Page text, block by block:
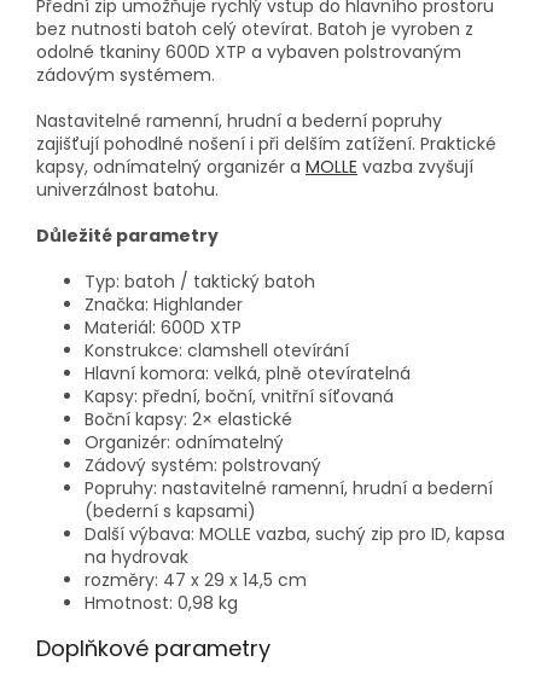
Přední zip umožňuje rychlý vstup do hlavního prostoru
bez nutnosti batoh celý otevírat. Batoh je vyroben z
odolné tkaniny 600D XTP a vybaven polstrovaným
zádovým systémem.
Nastavitelné ramenní, hrudní a bederní popruhy
zajišťují pohodlné nošení i při delším zatížení. Praktické
kapsy, odnímatelný organizér a MOLLE vazba zvyšují
univerzálnost batohu.
Důležité parametry
Typ: batoh / taktický batoh
Značka: Highlander
Materiál: 600D XTP
Konstrukce: clamshell otevírání
Hlavní komora: velká, plně otevíratelná
Kapsy: přední, boční, vnitřní síťovaná
Boční kapsy: 2× elastické
Organizér: odnímatelný
Zádový systém: polstrovaný
Popruhy: nastavitelné ramenní, hrudní a bederní
(bederní s kapsami)
Další výbava: MOLLE vazba, suchý zip pro ID, kapsa
na hydrovak
rozměry: 47 x 29 x 14,5 cm
Hmotnost: 0,98 kg
Doplňkové parametry